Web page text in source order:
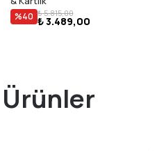
%40 ₺ 5.815,00
₺ 3.489,00
Ürünler